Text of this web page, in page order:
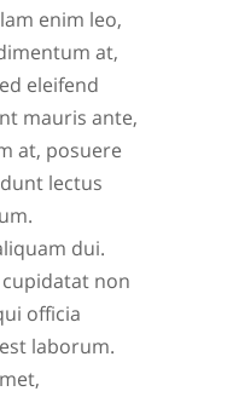
enim leo,
at,
eleifend
mauris ante,
at, posuere
lectus
dui.
non
officia
laborum.